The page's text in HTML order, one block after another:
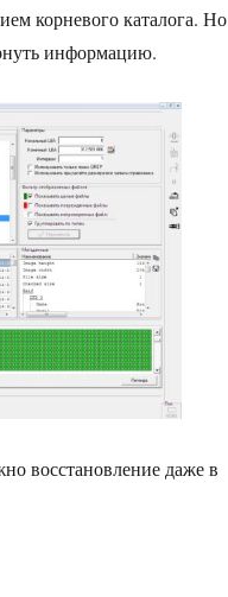
корневого каталога. Но
информацию.
восстановление даже в